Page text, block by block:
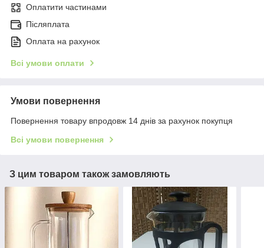
Оплатити частинами
Післяплата
Оплата на рахунок
Всі умови оплати
Умови повернення
Повернення товару впродовж 14 днів за рахунок покупця
Всі умови повернення
З цим товаром також замовляють